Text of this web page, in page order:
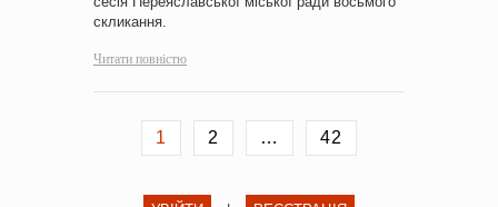
скликання.
Читати повністю
1 2 … 42